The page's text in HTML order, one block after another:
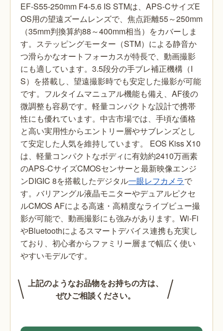
EF-S55-250mm F4-5.6 IS STMは、APS-CサイズE
OS用の望遠ズームレンズで、焦点距離55～250mm
（35mm判換算約88～400mm相当）をカバーしま
す。ステッピングモーター（STM）による静音か
つ滑らかなオートフォーカスが特長で、動画撮影
にも適しています。3.5段分の手ブレ補正機構（I
S）を搭載し、望遠撮影時でも安定した撮影が可能
です。フルタイムマニュアル機能も備え、AF後の
微調整も容易です。軽量コンパクトな設計で携帯
性にも優れています。中古市場では、手頃な価格
と高い実用性からエントリー層やサブレンズとし
て安定した人気を維持しています。
EOS Kiss X10
は、軽量コンパクトなボディに有効約2410万画素
のAPS-CサイズCMOSセンサーと最新映像エンジ
ンDIGIC 8を搭載したデジタル一眼レフカメラで
す。バリアングル液晶モニターやデュアルピクセ
ルCMOS AFによる高速・高精度なライブビュー撮
影が可能で、動画撮影にも強みがあります。Wi-Fi
やBluetoothによるスマートデバイス連携も充実し
ており、初心者からファミリー層まで幅広く使い
やすいモデルです。
上記のようなお品物をお持ちの方は、
ぜひご相談ください。